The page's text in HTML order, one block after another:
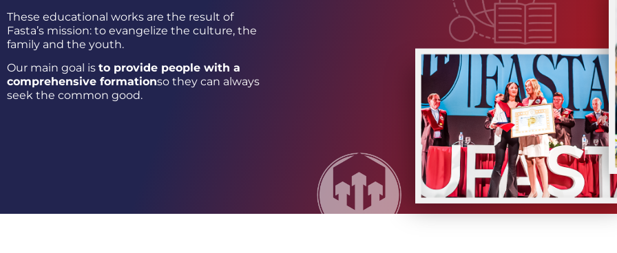
These educational works are the result of
Fasta’s mission: to evangelize the culture, the
family and the youth.
Our main goal is to provide people with a
comprehensive formationso they can always
seek the common good.